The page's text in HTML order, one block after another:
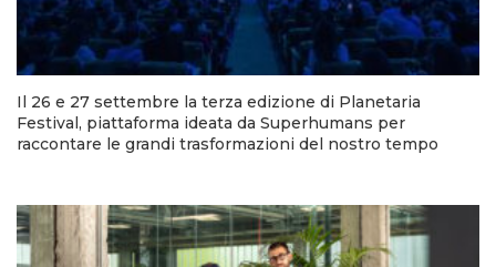
Il 26 e 27 settembre la terza edizione di Planetaria
Festival, piattaforma ideata da Superhumans per
raccontare le grandi trasformazioni del nostro tempo